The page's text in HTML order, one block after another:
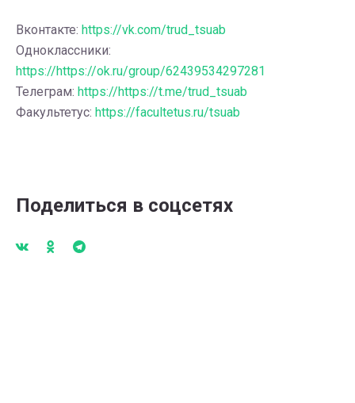
Вконтакте: https://vk.com/trud_tsuab
Одноклассники:
https://https://ok.ru/group/62439534297281
Телеграм: https://https://t.me/trud_tsuab
Факультетус: https://facultetus.ru/tsuab
Поделиться в соцсетях